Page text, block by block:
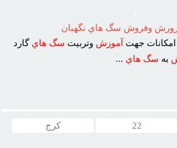
وفروش سگ هاي نگهبان
جهت
آموزش وتربيت سگ هاي گارد
به سگ هاي ...
22 کرج